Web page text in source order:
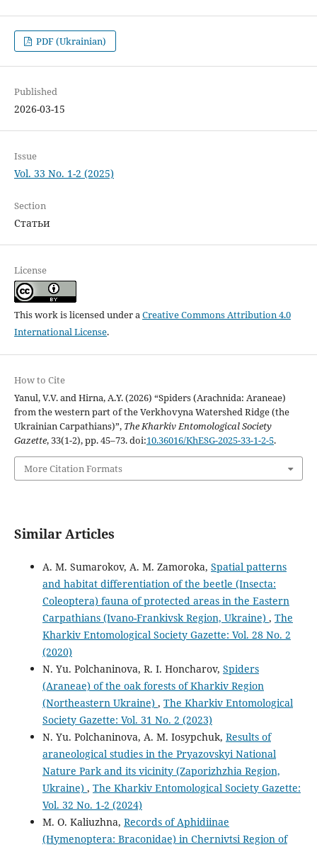
PDF (Ukrainian)
Published
2026-03-15
Issue
Vol. 33 No. 1-2 (2025)
Section
Статьи
License
This work is licensed under aCreative Commons Attribution 4.0
International License.
How to Cite
Yanul, V.V. and Hirna, A.Y. (2026) “Spiders (Arachnida: Araneae)
from the western part of the Verkhovyna Watershed Ridge (the
Ukrainian Carpathians)”, The Kharkiv Entomological Society
Gazette, 33(1-2), pp. 45–73. doi:10.36016/KhESG-2025-33-1-2-5.
More Citation Formats
Similar Articles
A. M. Sumarokov, A. M. Zamoroka, Spatial patterns
and habitat differentiation of the beetle (Insecta:
Coleoptera) fauna of protected areas in the Eastern
Carpathians (Ivano-Frankivsk Region, Ukraine) , The
Kharkiv Entomological Society Gazette: Vol. 28 No. 2
(2020)
N. Yu. Polchaninova, R. I. Honcharov, Spiders
(Araneae) of the oak forests of Kharkiv Region
(Northeastern Ukraine) , The Kharkiv Entomological
Society Gazette: Vol. 31 No. 2 (2023)
N. Yu. Polchaninova, A. M. Iosypchuk, Results of
araneological studies in the Pryazovskyi National
Nature Park and its vicinity (Zaporizhzhia Region,
Ukraine) , The Kharkiv Entomological Society Gazette:
Vol. 32 No. 1-2 (2024)
M. O. Kaliuzhna, Records of Aphidiinae
(Hymenoptera: Braconidae) in Chernivtsi Region of